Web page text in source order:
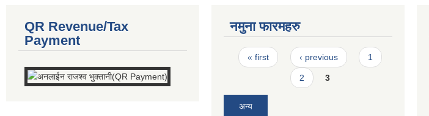
QR Revenue/Tax
Payment
नमुना फारमहरु
Pages
« first ‹ previous 1
2 3
अन्य